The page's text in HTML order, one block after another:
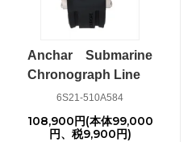
Anchar Submarine
Chronograph Line
6S21-510A584
108,900円(本体99,000
円、税9,900円)